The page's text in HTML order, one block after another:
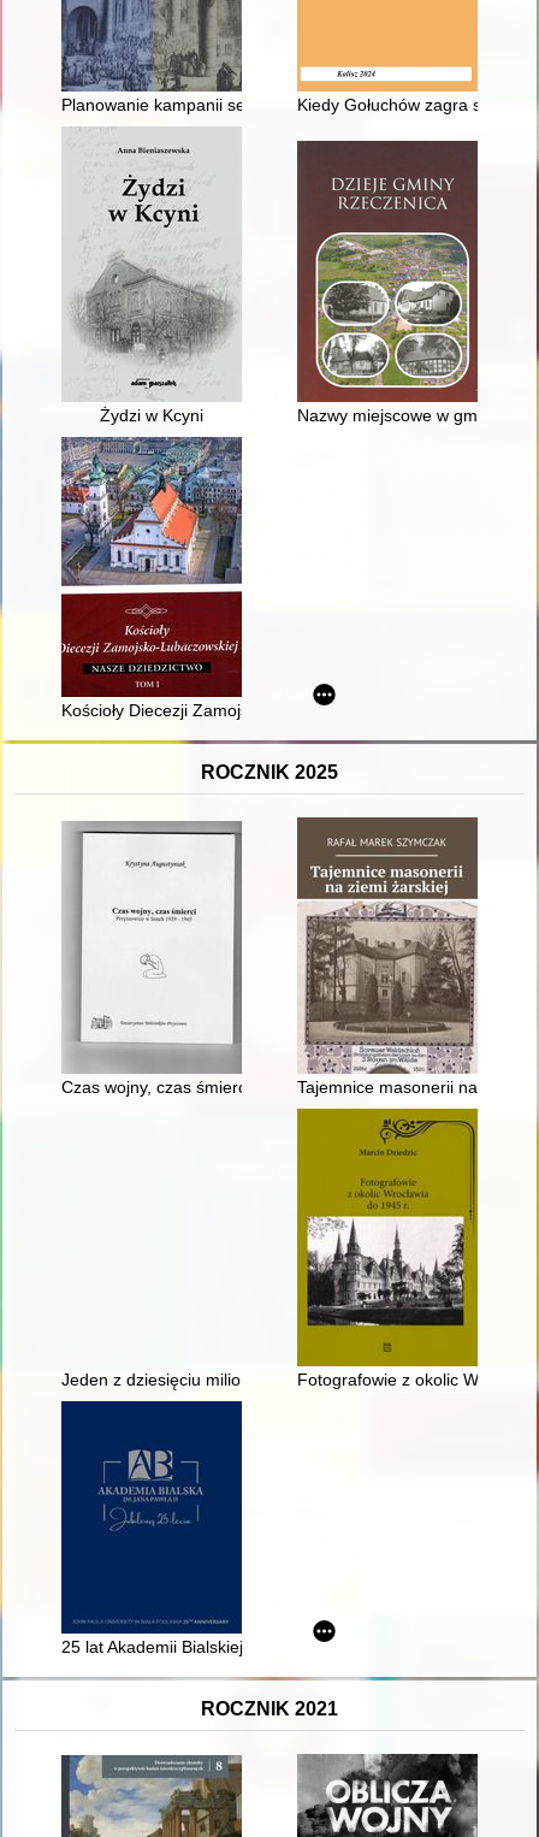
Planowanie kampanii sejmikowych przez środowisko dworskie
Kiedy Gołuchów zagra
Żydzi w Kcyni Nazwy miejscowe w gminie
Kościoły Diecezji Zamojsko-Lubaczowskiej : nasze
ROCZNIK 2025
Czas wojny, czas śmierci : Przyszowice w latach 1939-1945
Tajemnice masonerii na ziemi
Jeden z dziesięciu milionów Fotografowie z okolic
25 lat Akademii Bialskiej im. Jana Pawła II : album
ROCZNIK 2021